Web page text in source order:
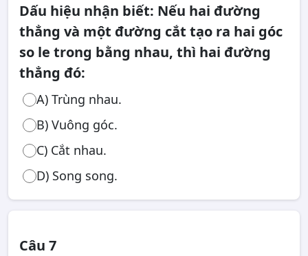
Dấu hiệu nhận biết: Nếu hai đường
thẳng và một đường cắt tạo ra hai góc
so le trong bằng nhau, thì hai đường
thẳng đó:
A) Trùng nhau.
B) Vuông góc.
C) Cắt nhau.
D) Song song.
Câu 7